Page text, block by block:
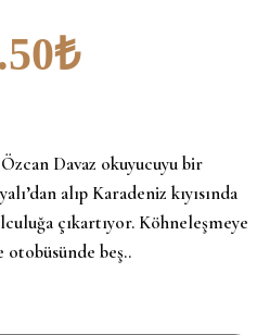
₺
Davaz okuyucuyu bir
alıp Karadeniz kıyısında
çıkartıyor. Köhneleşmeye
beş..